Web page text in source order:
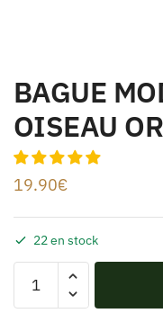
BAGUE
OISEAU OR
19.90€
22 en stock